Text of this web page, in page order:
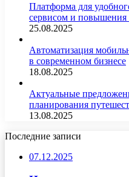
Платформа для
сервисом и повышения
25.08.2025
Автоматизация
в современном бизнесе
18.08.2025
Актуальные
планирования
13.08.2025
Последние записи
07.12.2025